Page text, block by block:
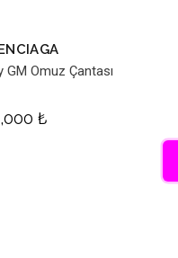
Omuz Çantası
₺